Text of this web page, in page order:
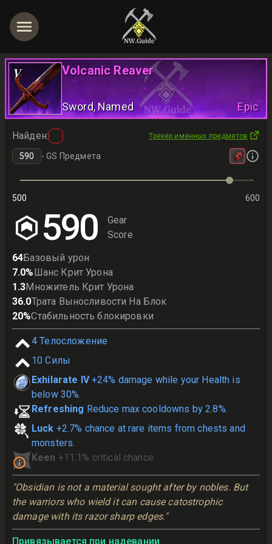
V Volcanic Reaver
Sword, Named Epic
Найден: Трекер именных предметов
-GS Предмета
500 600
590
Gear
Score
64Базовый урон
7.0%Шанс Крит Урона
1.3Множитель Крит Урона
36.0Трата Выносливости На Блок
20%Стабильность блокировки
4 Телосложение
10 Силы
Exhilarate IV +24% damage while your Health is
below 30%.
Refreshing Reduce max cooldowns by 2.8%.
Luck +2.7% chance at rare items from chests and
monsters.
Keen +11.1% critical chance.
"Obsidian is not a material sought after by nobles. But
the warriors who wield it can cause catostrophic
damage with its razor sharp edges."
Привязывается при надевании